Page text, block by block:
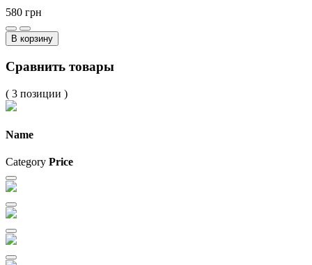
580 грн
В корзину
Сравнить товары
( 3 позиции )
Name
Category Price